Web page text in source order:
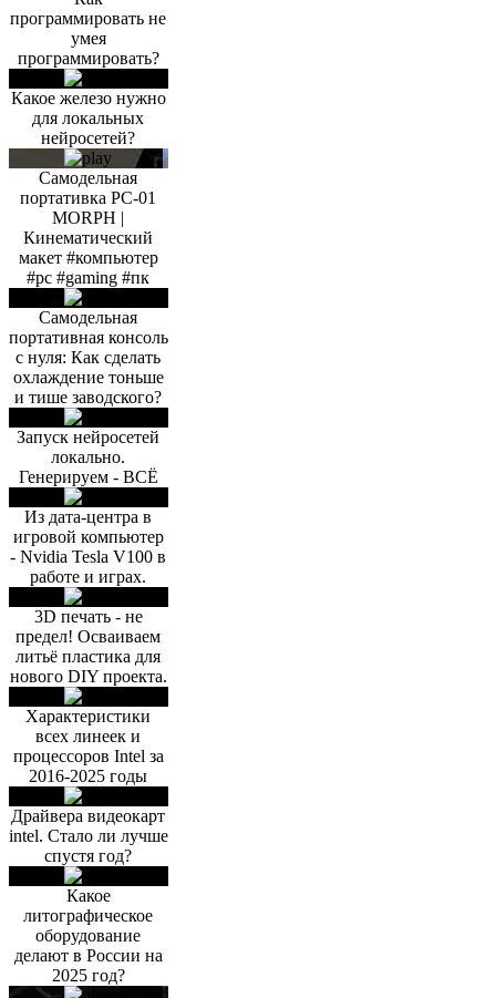
программировать не
умея
программировать?
Какое железо нужно
для локальных
нейросетей?
Самодельная
портативка PC-01
MORPH |
Кинематический
макет #компьютер
#pc #gaming #пк
Самодельная
портативная консоль
с нуля: Как сделать
охлаждение тоньше
и тише заводского?
Запуск нейросетей
локально.
Генерируем - ВСЁ
Из дата-центра в
игровой компьютер
- Nvidia Tesla V100 в
работе и играх.
3D печать - не
предел! Осваиваем
литьё пластика для
нового DIY проекта.
Характеристики
всех линеек и
процессоров Intel за
2016-2025 годы
Драйвера видеокарт
intel. Стало ли лучше
спустя год?
Какое
литографическое
оборудование
делают в России на
2025 год?